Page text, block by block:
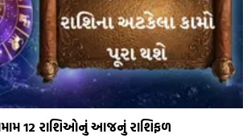
12 રાશિઓનું આજનું રાશિફળ